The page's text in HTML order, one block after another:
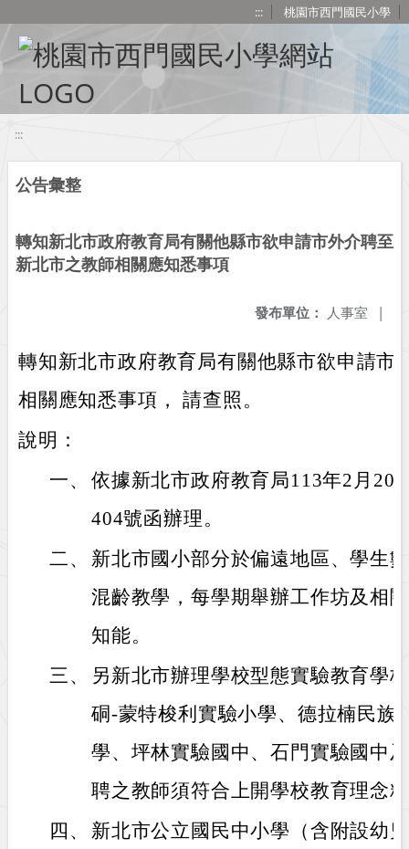
::: 桃園市西門國民小學
:::
公告彙整
轉知新北市政府教育局有關他縣市欲申請市外介聘至
新北市之教師相關應知悉事項
發布單位： 人事室 |
轉知新北市政府教育局有關他縣市欲申請市
相關應知悉事項， 請查照。
說明：
一、 依據新北市政府教育局113年2月20
404號函辦理。
二、
新北市國小部分於偏遠地區、學生
混齡教學，每學期舉辦工作坊及相
知能。
三、
另新北市辦理學校型態實驗教育學
硐-蒙特梭利實驗小學、德拉楠民族
學、坪林實驗國中、石門實驗國中
聘之教師須符合上開學校教育理念
四、
新北市公立國民中小學（含附設幼